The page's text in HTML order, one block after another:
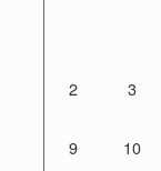
2 3
9 10